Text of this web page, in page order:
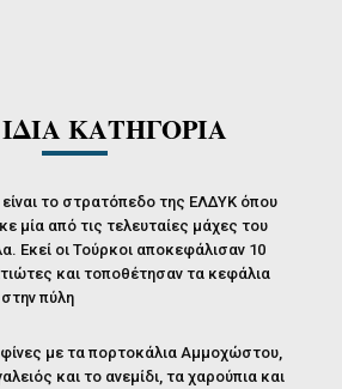
ΚΑΤΗΓΟΡΙΑ
το στρατόπεδο της ΕΛΔΥΚ όπου
μία από τις τελευταίες μάχες του
Εκεί οι Τούρκοι αποκεφάλισαν 10
και τοποθέτησαν τα κεφάλια
πύλη
με τα πορτοκάλια Αμμοχώστου,
και το ανεμίδι, τα χαρούπια και